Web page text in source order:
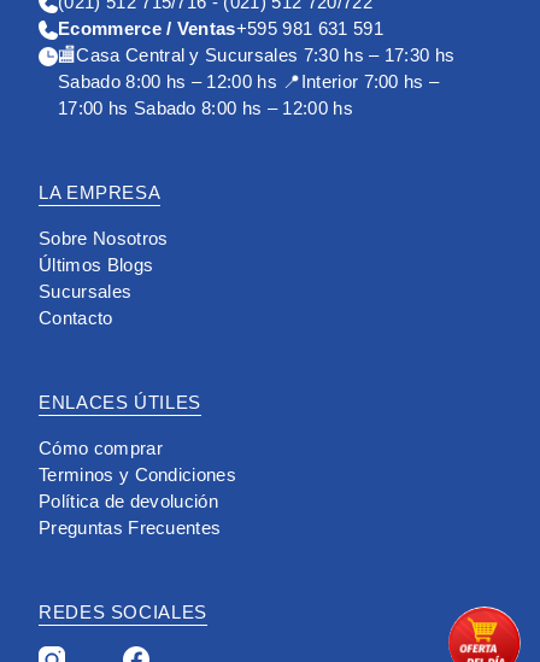
Ecommerce / Ventas+595 981 631 591
🏬Casa Central y Sucursales 7:30 hs – 17:30 hs
Sabado 8:00 hs – 12:00 hs 📍Interior 7:00 hs –
17:00 hs Sabado 8:00 hs – 12:00 hs
LA EMPRESA
Sobre Nosotros
Últimos Blogs
Sucursales
Contacto
ENLACES ÚTILES
Cómo comprar
Terminos y Condiciones
Política de devolución
Preguntas Frecuentes
REDES SOCIALES